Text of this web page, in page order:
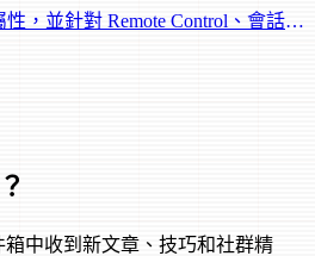
性，並針對 Remote Control、會話管
中收到新文章、技巧和社群精